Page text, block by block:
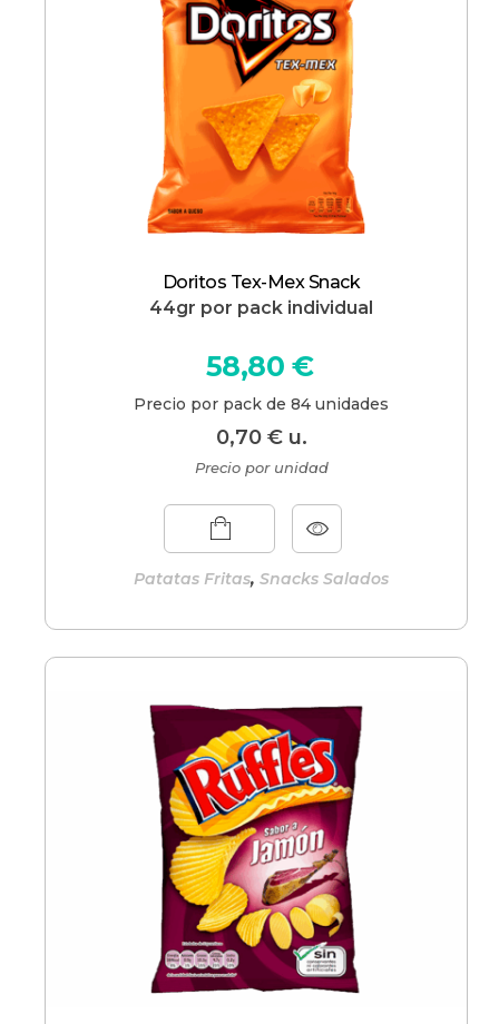
Doritos Tex-Mex Snack
44gr por pack individual
0,70 €u.
58,80 €
Precio por pack de 84 unidades
Patatas Fritas,Snacks Salados
Precio por unidad